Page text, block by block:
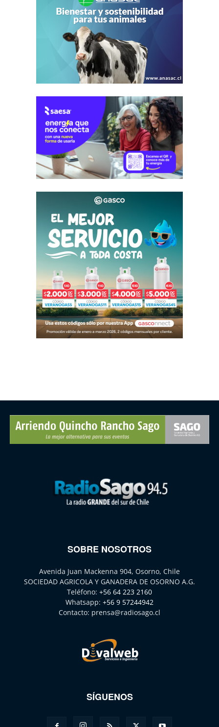
SOBRE NOSOTROS
Avenida Juan Mackenna 904, Osorno, Chile
SOCIEDAD AGRICOLA Y GANADERA DE OSORNO A.G.
Teléfono: +56 64 223 2160
Whatsapp: +56 9 57244942
Contacto: prensa@radiosago.cl
SÍGUENOS